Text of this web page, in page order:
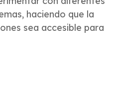
haciendo que la
sea accesible para